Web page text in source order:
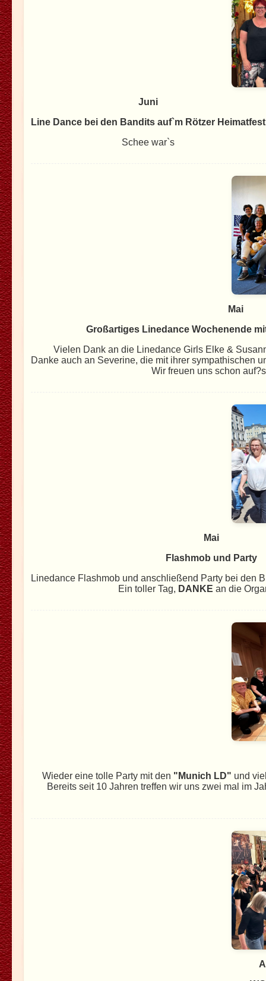
Juni
Line Dance bei den Bandits auf`m Rötzer Heimatfest
Schee war`s
Mai
Großartiges Linedance Wochenende
Vielen Dank an die Linedance Girls Elke &
Danke auch an Severine, die mit ihrer sympathischen
Wir freuen uns schon
Mai
Flashmob und Party
Linedance Flashmob und anschließend Party bei den
Ein toller Tag, DANKE an die
Wieder eine tolle Party mit den "Munich LD" und
Bereits seit 10 Jahren treffen wir uns zwei mal im